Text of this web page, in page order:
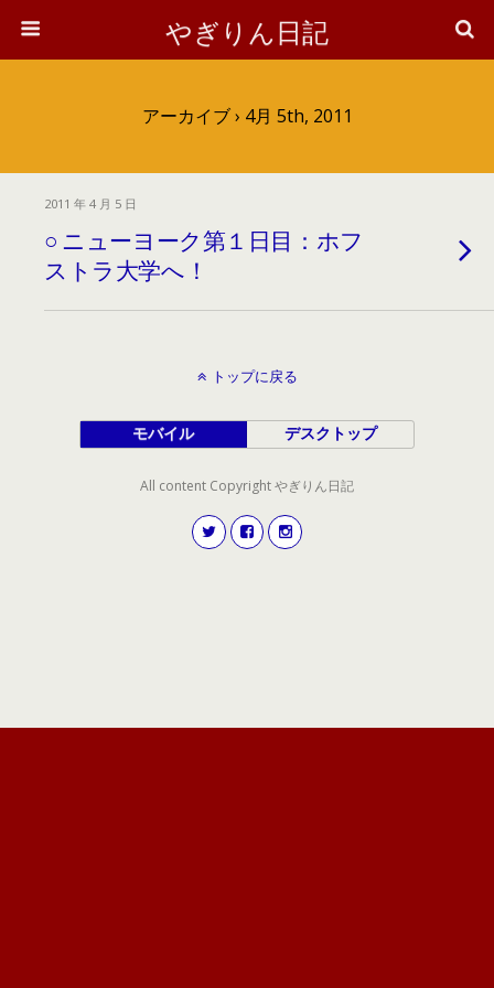
やぎりん日記
アーカイブ › 4月 5th, 2011
2011 年 4 月 5 日
○ ニューヨーク第１日目：ホフ
ストラ大学へ！
トップに戻る
モバイル デスクトップ
All content Copyright やぎりん日記